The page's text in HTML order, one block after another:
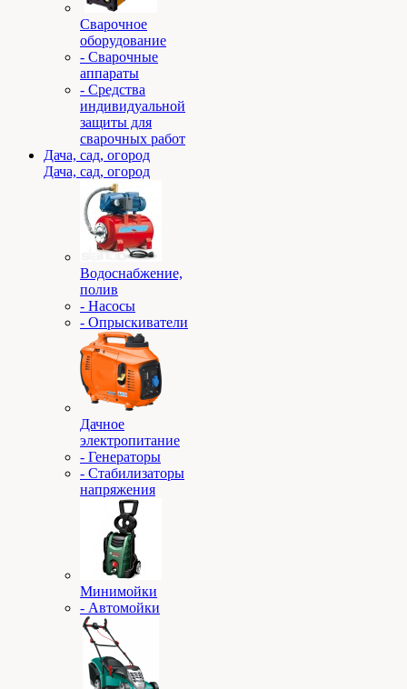
Сварочное
оборудование
- Сварочные
аппараты
- Средства
индивидуальной
защиты для
сварочных работ
Дача, сад, огород
Дача, сад, огород
Водоснабжение,
полив
- Насосы
- Опрыскиватели
Дачное
электропитание
- Генераторы
- Стабилизаторы
напряжения
Минимойки
- Автомойки